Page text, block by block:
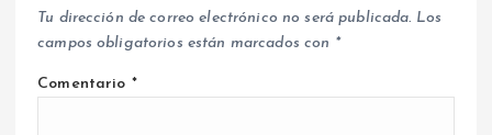
Tu dirección de correo electrónico no será publicada. Los
campos obligatorios están marcados con *
Comentario *